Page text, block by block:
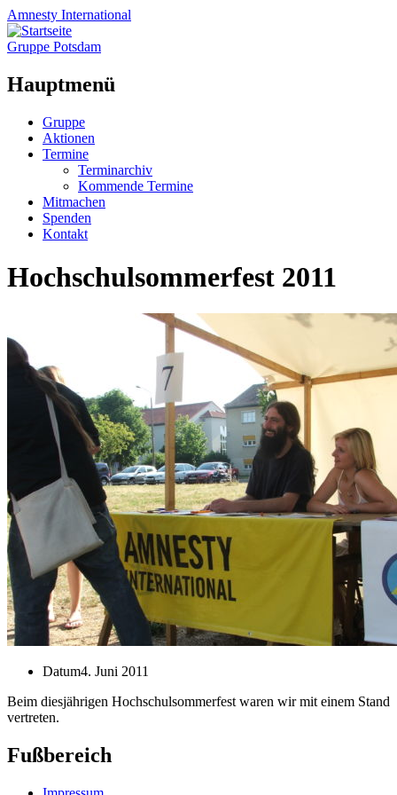
Amnesty International
Gruppe Potsdam
Hauptmenü
Zum
Inhalt
springen
Gruppe
Aktionen
Termine
Terminarchiv
Kommende Termine
Mitmachen
Spenden
Kontakt
Hochschulsommerfest 2011
Datum4. Juni 2011
Beim diesjährigen Hochschulsommerfest waren wir mit einem Stand
vertreten.
Fußbereich